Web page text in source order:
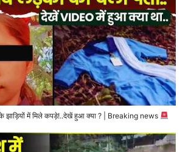
के झाड़ियों में मिले कपड़े!..देखें हुआ क्या ? | Breaking news